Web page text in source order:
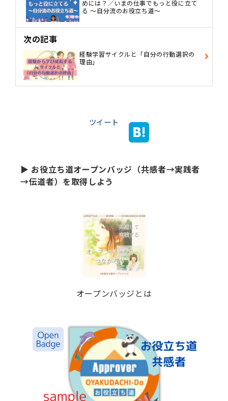
めには？／いまの仕事でもっと役に立て
る ～自分流のお役立ち道～
次の記事
経験学習サイクルと「自分の行動選択の
理由」
ツイート
▶ お役立ち道オープンバッジ（共感者→実践者
→伝道者）を取得しよう
オープンバッジとは